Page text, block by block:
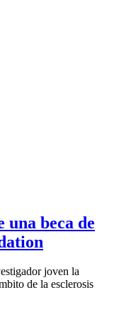
beca de
joven la
de la esclerosis